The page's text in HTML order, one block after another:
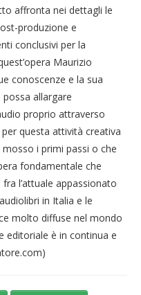
affronta nei dettagli le
produzione e
conclusivi per la
Maurizio
conoscenze e la sua
allargare
proprio attraverso
per questa attività creativa
i primi passi o che
fondamentale che
l’attuale appassionato
in Italia e le
molto diffuse nel mondo
editoriale è in continua e